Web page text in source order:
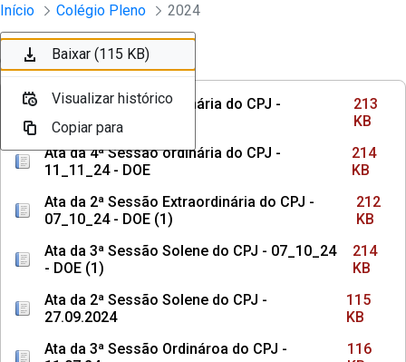
Pular para o Conteúdo principal
Sessões e Reuniões - Documentos
Início Colégio Pleno 2024
Ordenar Filtro
Ata da 5ª Sessão ordinária do CPJ -
25_11_24 - DOE (1)
213
KB
Ata da 4ª Sessão ordinária do CPJ -
11_11_24 - DOE
214
KB
Ata da 2ª Sessão Extraordinária do CPJ -
07_10_24 - DOE (1)
212
KB
Ata da 3ª Sessão Solene do CPJ - 07_10_24
- DOE (1)
214
KB
Ata da 2ª Sessão Solene do CPJ -
27.09.2024
115
KB
Ata da 3ª Sessão Ordinároa do CPJ -
116
Baixar (213 KB)
Visualizar histórico
Copiar para
Baixar (214 KB)
Visualizar histórico
Copiar para
Baixar (212 KB)
Visualizar histórico
Copiar para
Baixar (214 KB)
Visualizar histórico
Copiar para
Baixar (115 KB)
Visualizar histórico
Copiar para